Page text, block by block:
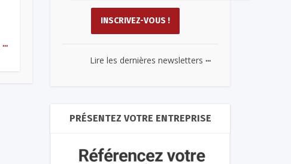
...
Lire les dernières newsletters ...
PRÉSENTEZ VOTRE ENTREPRISE